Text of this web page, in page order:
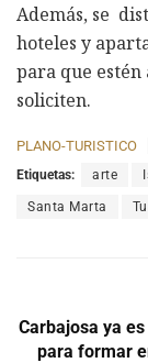
Además, se
hoteles y
para que estén
soliciten.
PLANO-TURISTICO
Etiquetas: arte
Santa Marta
Carbajosa ya
para formar